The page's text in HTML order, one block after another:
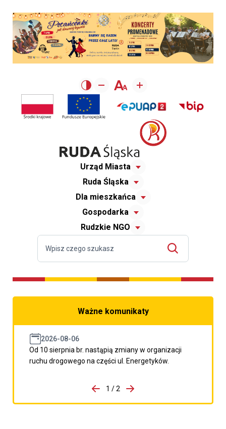
Urząd Miasta
Ruda Śląska
Dla mieszkańca
Gospodarka
Rudzkie NGO
Ważne komunikaty
2026-08-06
Od 10 sierpnia br. nastąpią zmiany w organizacji
ruchu drogowego na części ul. Energetyków.
porzpedniego komunikatu
1 / 2
Przejdź do następnego